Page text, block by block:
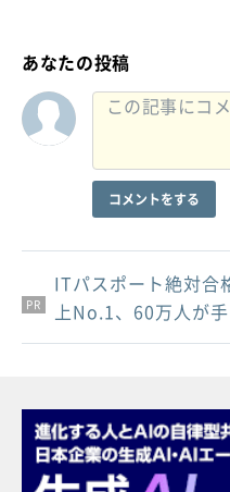
あなたの投稿
コメントをする
PR
PR
PR
ITパスポート絶対合
上No.1、60万人が